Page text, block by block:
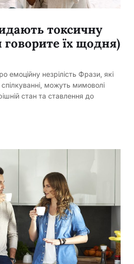
токсичну
їх щодня)
емоційну незрілість Фрази, які
можуть мимоволі
стан та ставлення до